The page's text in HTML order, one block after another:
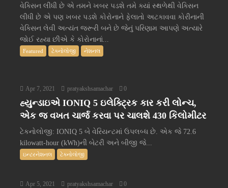
વેક્સિન લીધી છે એ તમને ખબર પડશે તમે ક્યાં સ્થળેથી વેક્સિન
લીધી છે એ પણ ખબર પડશે કોરોનાને ફેલાતો અટકાવવા કોરીનાની
વેક્સિન લેવી અત્યંત જરૂરી બને છે જેનું પરિણામ આપણે અત્યારે
જોઈ રહ્યા છીએ કે કોરોનાનાં...
Featured ટેક્નોલોજી નેશનલ
Apr 7, 2021 pratyakshsamachar 0
હ્યુન્ડાઇએ IONIQ 5 ઇલેક્ટ્રિક કાર કરી લોન્ચ,
એક જ વખત ચાર્જ કરવા પર ચાલશે 430 કિલોમીટર
ટેકનોલોજી: IONIQ 5 બે વેરિયન્ટમાં ઉપલબ્ધ છે. એક જે 72.6
kilowatt-hour (kWh)ની બેટરી અને બીજી જે...
ઇન્ટરનેશનલ ટેક્નોલોજી
Apr 5, 2021 pratyakshsamachar 0